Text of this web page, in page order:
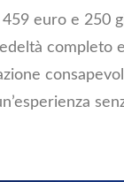
euro e 250
completo